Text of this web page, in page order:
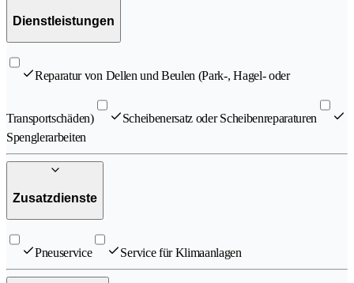
Dienstleistungen
Reparatur von Dellen und Beulen (Park-, Hagel- oder
Transportschäden)
Scheibenersatz oder Scheibenreparaturen
Spenglerarbeiten
Zusatzdienste
Pneuservice Service für Klimaanlagen